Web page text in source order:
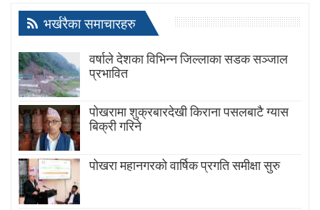
भर्खरैका समाचारहरु
वर्षाले देशका विभिन्न जिल्लाका सडक सञ्जाल
प्रभावित
पोखरामा शुक्रबारदेखी किराना पसलबाटै ग्यास
बिक्री गरिने
पोखरा महानगरको वार्षिक प्रगति समीक्षा सुरु